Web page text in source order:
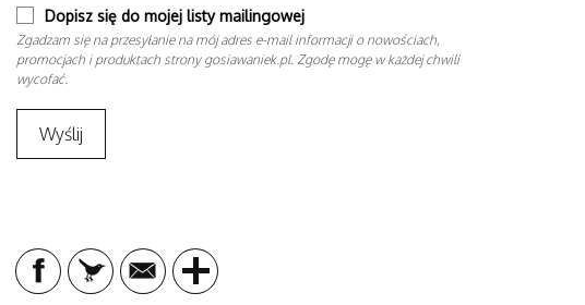
Dopisz się do mojej listy mailingowej
Zgadzam się na przesyłanie na mój adres e-mail informacji o nowościach,
promocjach i produktach strony gosiawaniek.pl. Zgodę mogę w każdej chwili
wycofać.